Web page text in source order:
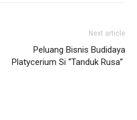
Next article
Peluang Bisnis Budidaya
Platycerium Si “Tanduk Rusa”